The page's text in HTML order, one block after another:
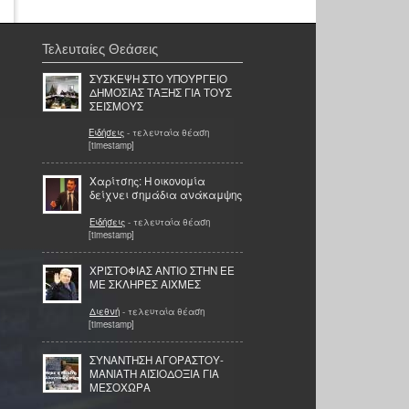
Τελευταίες Θεάσεις
ΣΥΣΚΕΨΗ ΣΤΟ ΥΠΟΥΡΓΕΙΟ
ΔΗΜΟΣΙΑΣ ΤΑΞΗΣ ΓΙΑ ΤΟΥΣ
ΣΕΙΣΜΟΥΣ
Ειδήσεις - τελευταία θέαση
[timestamp]
Χαρίτσης: Η οικονομία
δείχνει σημάδια ανάκαμψης
Ειδήσεις - τελευταία θέαση
[timestamp]
ΧΡΙΣΤΟΦΙΑΣ ΑΝΤΙΟ ΣΤΗΝ ΕΕ
ΜΕ ΣΚΛΗΡΕΣ ΑΙΧΜΕΣ
Διεθνή - τελευταία θέαση
[timestamp]
ΣΥΝΑΝΤΗΣΗ ΑΓΟΡΑΣΤΟΥ-
ΜΑΝΙΑΤΗ ΑΙΣΙΟΔΟΞΙΑ ΓΙΑ
ΜΕΣΟΧΩΡΑ